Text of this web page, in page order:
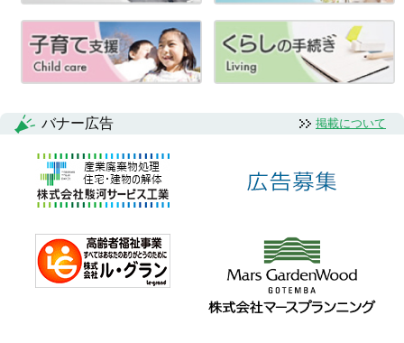
ー
ョ
ン
バナー広告 掲載について